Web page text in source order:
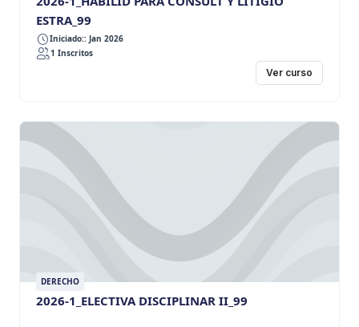
ESTRA_99
Iniciado:: Jan 2026
1 Inscritos
Ver curso
DERECHO
2026-1_ELECTIVA DISCIPLINAR II_99